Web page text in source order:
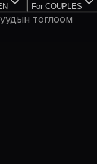
For COUPLES
тоглоом